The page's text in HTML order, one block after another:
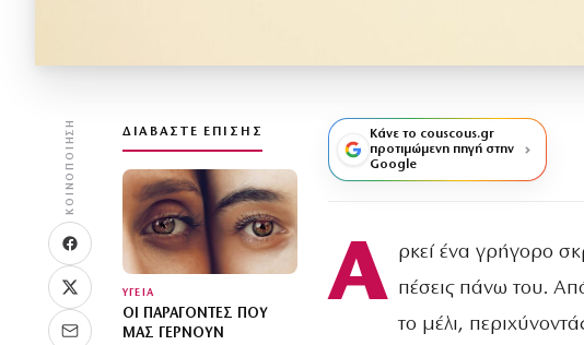
ΚΟΙΝΟΠΟΊΗΣΗ ΔΙΑΒΆΣΤΕ ΕΠΊΣΗΣ
ΥΓΕΙΑ
ΟΙ ΠΑΡΆΓΟΝΤΕΣ ΠΟΥ
ΜΑΣ ΓΕΡΝΟΎΝ
Κάνε το couscous.gr
προτιμώμενη πηγή στην
Google
Α ρκεί ένα γρήγορο
πέσεις πάνω του.
το μέλι,